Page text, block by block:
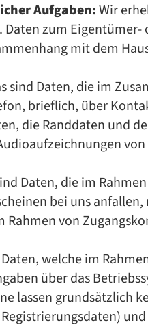
Aufgaben:Wir
zum
mit dem
sind Da­ten, die im
brief­lich, über
die Rand­da­ten und
Da­ten, die im
bei uns
Rah­men von
Da­ten, wel­che im
über das
las­sen grund­sätz­lich